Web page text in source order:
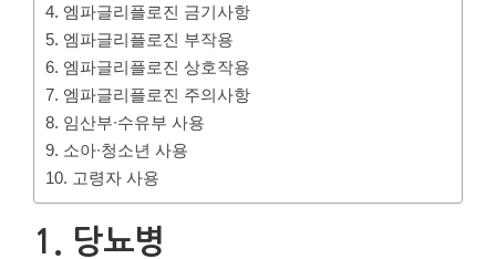
4. 엠파글리플로진 금기사항
5. 엠파글리플로진 부작용
6. 엠파글리플로진 상호작용
7. 엠파글리플로진 주의사항
8. 임산부∙수유부 사용
9. 소아∙청소년 사용
10. 고령자 사용
1. 당뇨병